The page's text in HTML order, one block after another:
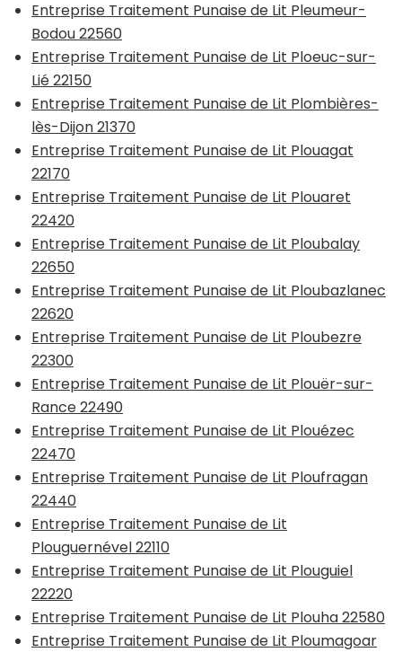
Entreprise Traitement Punaise de Lit Pleumeur-
Bodou 22560
Entreprise Traitement Punaise de Lit Ploeuc-sur-
Lié 22150
Entreprise Traitement Punaise de Lit Plombières-
lès-Dijon 21370
Entreprise Traitement Punaise de Lit Plouagat
22170
Entreprise Traitement Punaise de Lit Plouaret
22420
Entreprise Traitement Punaise de Lit Ploubalay
22650
Entreprise Traitement Punaise de Lit Ploubazlanec
22620
Entreprise Traitement Punaise de Lit Ploubezre
22300
Entreprise Traitement Punaise de Lit Plouër-sur-
Rance 22490
Entreprise Traitement Punaise de Lit Plouézec
22470
Entreprise Traitement Punaise de Lit Ploufragan
22440
Entreprise Traitement Punaise de Lit
Plouguernével 22110
Entreprise Traitement Punaise de Lit Plouguiel
22220
Entreprise Traitement Punaise de Lit Plouha 22580
Entreprise Traitement Punaise de Lit Ploumagoar